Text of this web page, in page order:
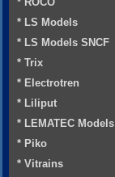
* LS Models
* LS Models SNCF
* Trix
* Electrotren
* Liliput
* LEMATEC Models
* Piko
* Vitrains